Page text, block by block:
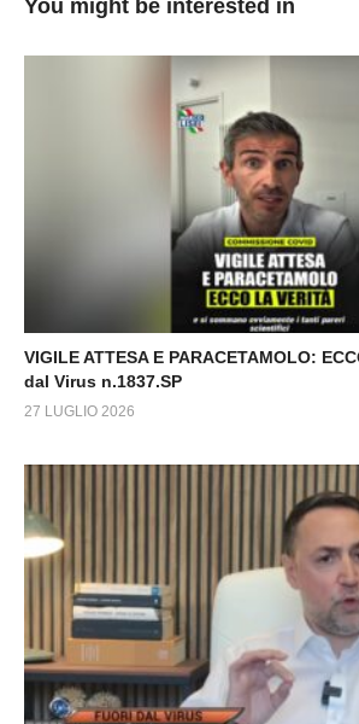
You might be interested in
VIGILE ATTESA E PARACETAMOLO:
dal Virus n.1837.SP
27 LUGLIO 2026